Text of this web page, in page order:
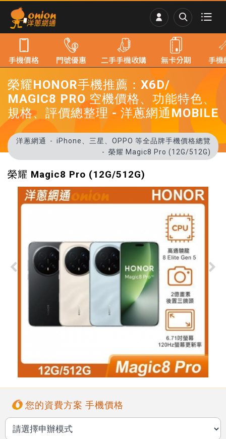
榮耀HONOR手機推薦：X6D/
MAGIC8 PRO 空機價格、功能特色、
規格、評價總整理 - 洋蔥網通MOBILE
洋蔥網通
iPhone、三星、OPPO 等全品牌手機價格總覽
榮耀 Magic8 Pro (12G/512G)
榮耀 Magic8 Pro (12G/512G)
您的資費方案 手機價格
手機價格 門號優惠 二手手機收購 無卡分期 手機